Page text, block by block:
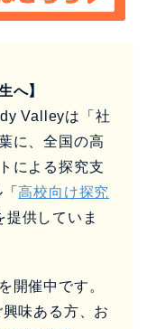
へ】
Valleyは「社
に、全国の高
による探究支
「高校向け探究
提供していま
開催中です。
味ある方、お